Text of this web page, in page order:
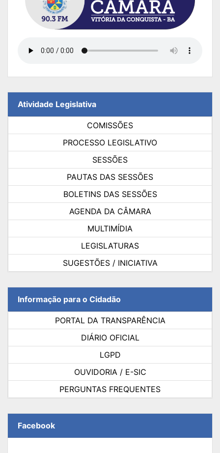
Atividade Legislativa
COMISSÕES
PROCESSO LEGISLATIVO
SESSÕES
PAUTAS DAS SESSÕES
BOLETINS DAS SESSÕES
AGENDA DA CÂMARA
MULTIMÍDIA
LEGISLATURAS
SUGESTÕES / INICIATIVA
Informação para o Cidadão
PORTAL DA TRANSPARÊNCIA
DIÁRIO OFICIAL
LGPD
OUVIDORIA / E-SIC
PERGUNTAS FREQUENTES
Facebook